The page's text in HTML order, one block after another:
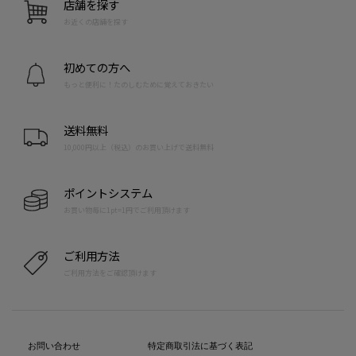
店舗を探す
お近くの店舗を探す
初めての方へ
もっと便利に！たのしむために覚えておきたい
送料無料
10,000円以上（税込）のお買い上げで送料無料
ポイントシステム
お買い物毎に1pt=1円でご利用頂けます
ご利用方法
ご利用方法をご確認頂けます
お問い合わせ 特定商取引法に基づく表記